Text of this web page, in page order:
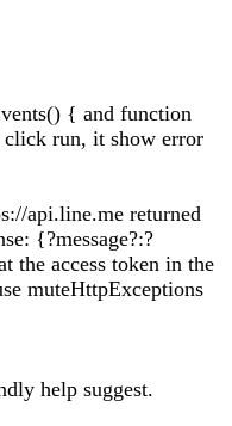
{ and function
run, it show error
api.line.me returned
{?message?:?
the access token in the
muteHttpExceptions
help suggest.